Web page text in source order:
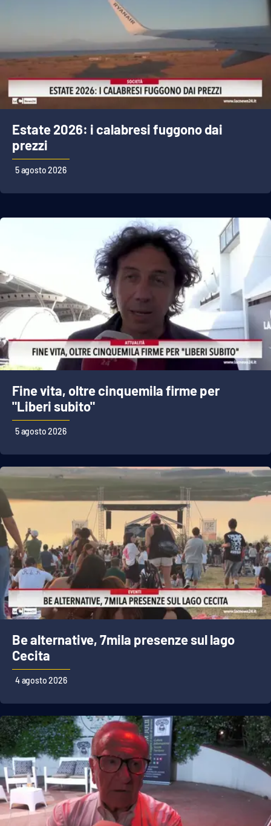
Android
Apple
Estate 2026: i calabresi fuggono dai
prezzi
5 agosto 2026
Fine vita, oltre cinquemila firme per
"Liberi subito"
5 agosto 2026
Be alternative, 7mila presenze sul lago
Cecita
4 agosto 2026